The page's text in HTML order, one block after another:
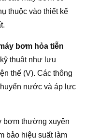
thuộc vào thiết kế
bơm hỏa tiễn
thuật như lưu
thế (V). Các thông
nước và áp lực
bơm thường xuyên
bảo hiệu suất làm